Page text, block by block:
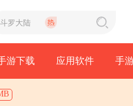
游下载 应用软件 手